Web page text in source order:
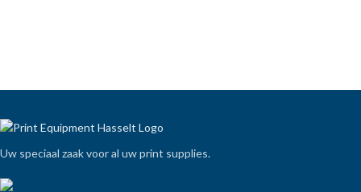
Uw speciaal zaak voor al uw print supplies.